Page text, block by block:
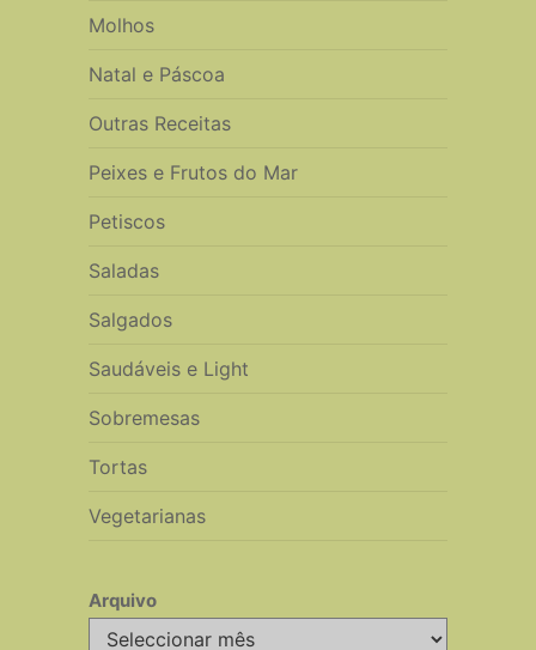
Molhos
Natal e Páscoa
Outras Receitas
Peixes e Frutos do Mar
Petiscos
Saladas
Salgados
Saudáveis e Light
Sobremesas
Tortas
Vegetarianas
Arquivo
Arquivo